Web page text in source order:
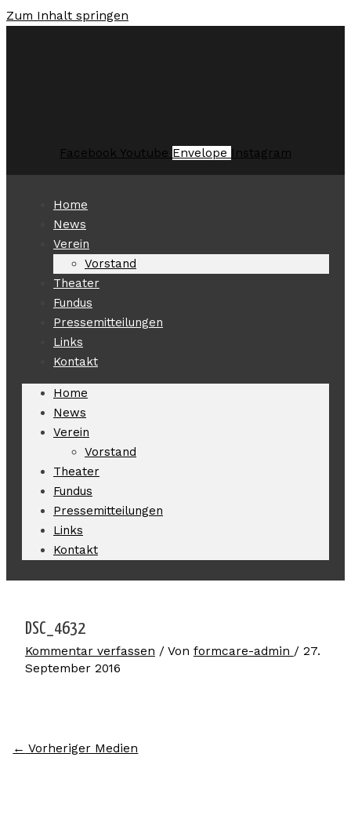
Zum Inhalt springen
Facebook Youtube Envelope Instagram
Home
News
Verein
Vorstand
Theater
Fundus
Pressemitteilungen
Links
Kontakt
Home
News
Verein
Vorstand
Theater
Fundus
Pressemitteilungen
Links
Kontakt
DSC_4632
Kommentar verfassen / Von formcare-admin / 27.
September 2016
← Vorheriger Medien